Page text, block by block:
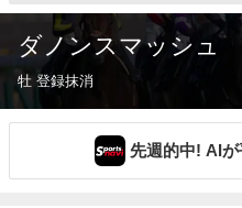
ダノンスマッシュ
牡 登録抹消
先週的中! AI